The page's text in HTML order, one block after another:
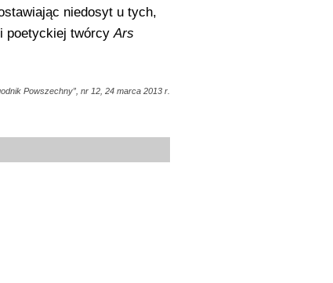
niedosyt u tych,
poetyckiej twórcyArs
Powszechny”, nr 12, 24 marca 2013 r.